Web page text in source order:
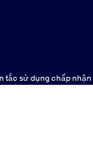
tắc sử dụng chấp